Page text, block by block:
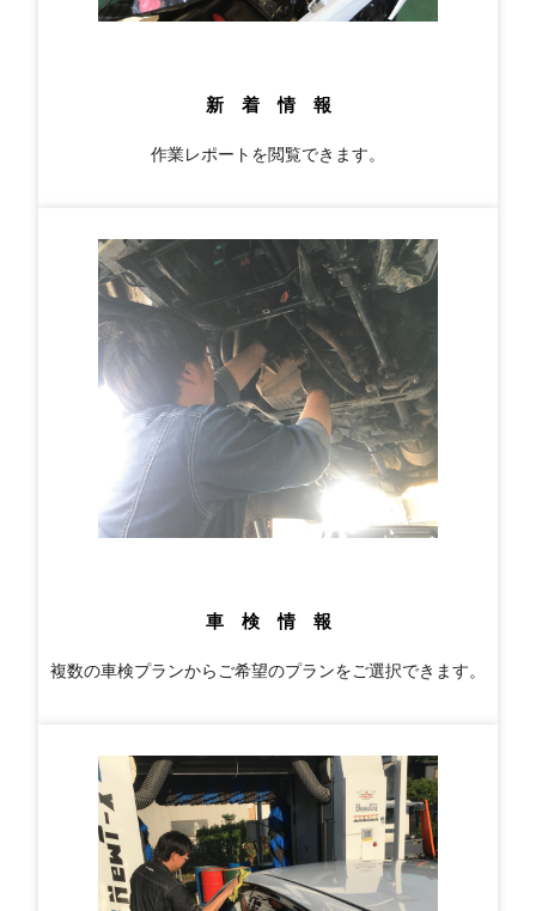
新 着 情 報
作業レポートを閲覧できます。
車 検 情 報
複数の車検プランからご希望のプランをご選択できます。